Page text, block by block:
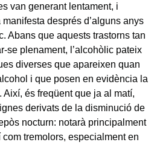
van generant lentament, i
després d’alguns anys
Abans que aquests trastorns tan
se plenament, l’alcohòlic pateix
diverses que apareixen quan
i que posen en evidència la
és freqüent que ja al matí,
derivats de la disminució de
nocturn: notarà principalment
tremolors, especialment en